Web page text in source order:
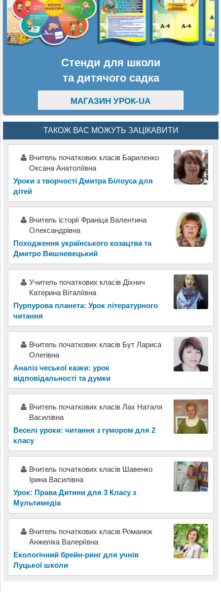
Стенди для школи
та дитячого садка
МАГАЗИН УРОК-UA
ТАКОЖ ВАС МОЖУТЬ ЗАЦІКАВИТИ
Вчитель початкових класів Бариленко
Оксана Анатоліївна
Уроки з творчості Дмитра Білоуса для
дітей
Вчитель історії Франіца Валентина
Олександрівна
Походження українського козацтва та
Дмитро Вишневецький
Учитель початкових класів Діхнич
Катерина Віталіївна
Пурпурова планета: Урок літературного
читання
Вчитель початкових класів Бут Лариса
Олегівна
Аналіз чеської казки: урок
відповідальності та думки
Вчитель початкових класів Лах Наталя
Василівна
Веселі уроки: читання з гумором для 2
класу
Вчитель початкових класів Шавенко
Ірина Василівна
Урок: Права Дитини для 3 Класу з
Мультимедіа
Вчитель початкових класів Романюк
Анжеліка Валеріївна
Екологічний брейн-ринг для учнів
Луцької школи